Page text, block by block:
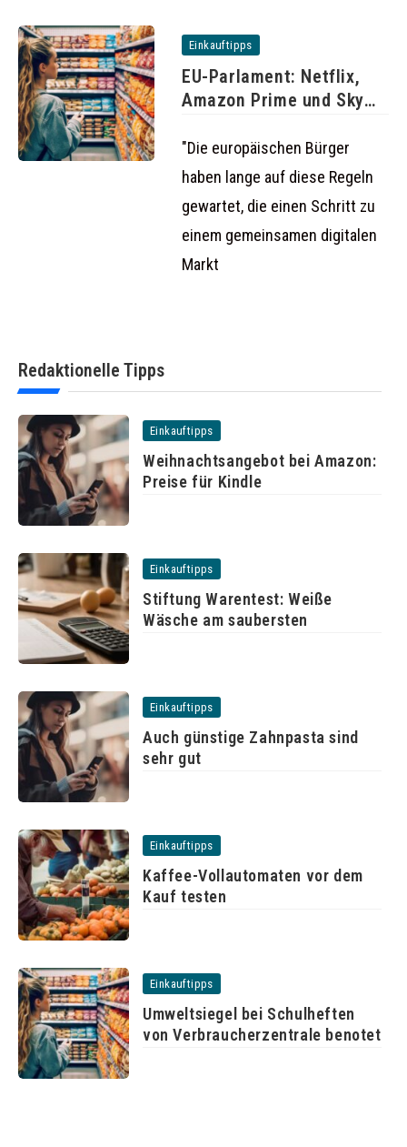
Einkauftipps
EU-Parlament: Netflix,
Amazon Prime und Sky
"Die europäischen Bürger
haben lange auf diese Regeln
gewartet, die einen Schritt zu
einem gemeinsamen digitalen
Markt
Redaktionelle Tipps
Einkauftipps
Weihnachtsangebot bei Amazon:
Preise für Kindle
Einkauftipps
Stiftung Warentest: Weiße
Wäsche am saubersten
Einkauftipps
Auch günstige Zahnpasta sind
sehr gut
Einkauftipps
Kaffee-Vollautomaten vor dem
Kauf testen
Einkauftipps
Umweltsiegel bei Schulheften
von Verbraucherzentrale benotet